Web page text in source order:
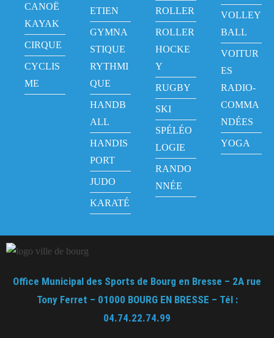
CANOË
KAYAK
CIRQUE
CYCLIS
ME
ETIEN
GYMNA
STIQUE
RYTHMI
QUE
HANDB
ALL
HANDIS
PORT
JUDO
KARATÉ
ROLLER
ROLLER
HOCKE
Y
RUGBY
SKI
SPÉLÉO
LOGIE
RANDO
NNÉE
VOLLEY
BALL
VOITUR
ES
RADIO-
COMMA
NDÉES
YOGA
Office Municipal des Sports de Bourg en Bresse – 2A rue
Tony Ferret – 01000 BOURG EN BRESSE – Tél :
04.74.22.74.99